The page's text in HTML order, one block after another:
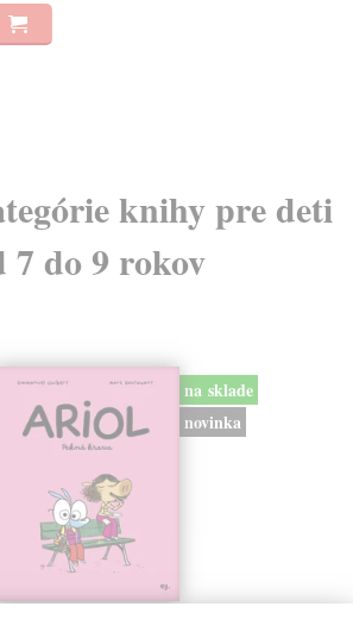
knihy pre deti
7 do 9 rokov
na sklade
novinka